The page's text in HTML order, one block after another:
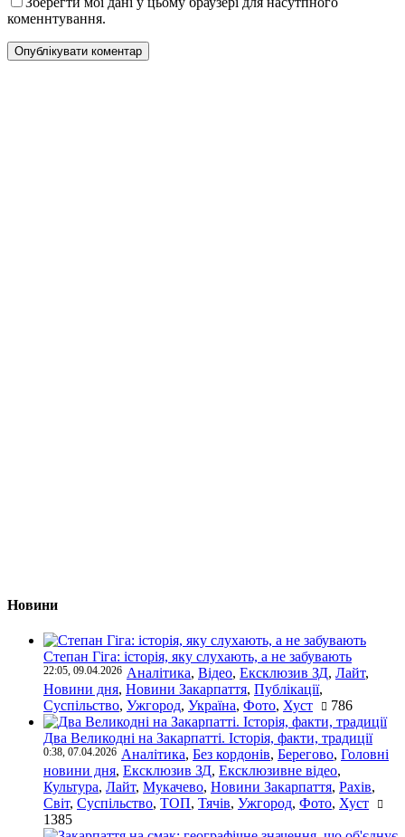
коменнтування.
Новини
Степан Гіга: історія, яку слухають, а не забувають
22:05, 09.04.2026 Аналітика, Відео, Ексклюзив ЗД, Лайт,
Новини дня, Новини Закарпаття, Публікації,
Суспільство, Ужгород, Україна, Фото, Хуст 786
Два Великодні на Закарпатті. Історія, факти, традиції
0:38, 07.04.2026 Аналітика, Без кордонів, Берегово, Головні
новини дня, Ексклюзив ЗД, Ексклюзивне відео,
Культура, Лайт, Мукачево, Новини Закарпаття, Рахів,
Світ, Суспільство, ТОП, Тячів, Ужгород, Фото, Хуст
1385